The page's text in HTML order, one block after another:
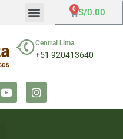
S/0.00
Central Lima
+51 920413640